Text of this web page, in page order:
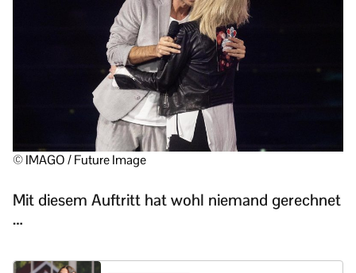
© IMAGO / Future Image
Mit diesem Auftritt hat wohl niemand gerechnet
…